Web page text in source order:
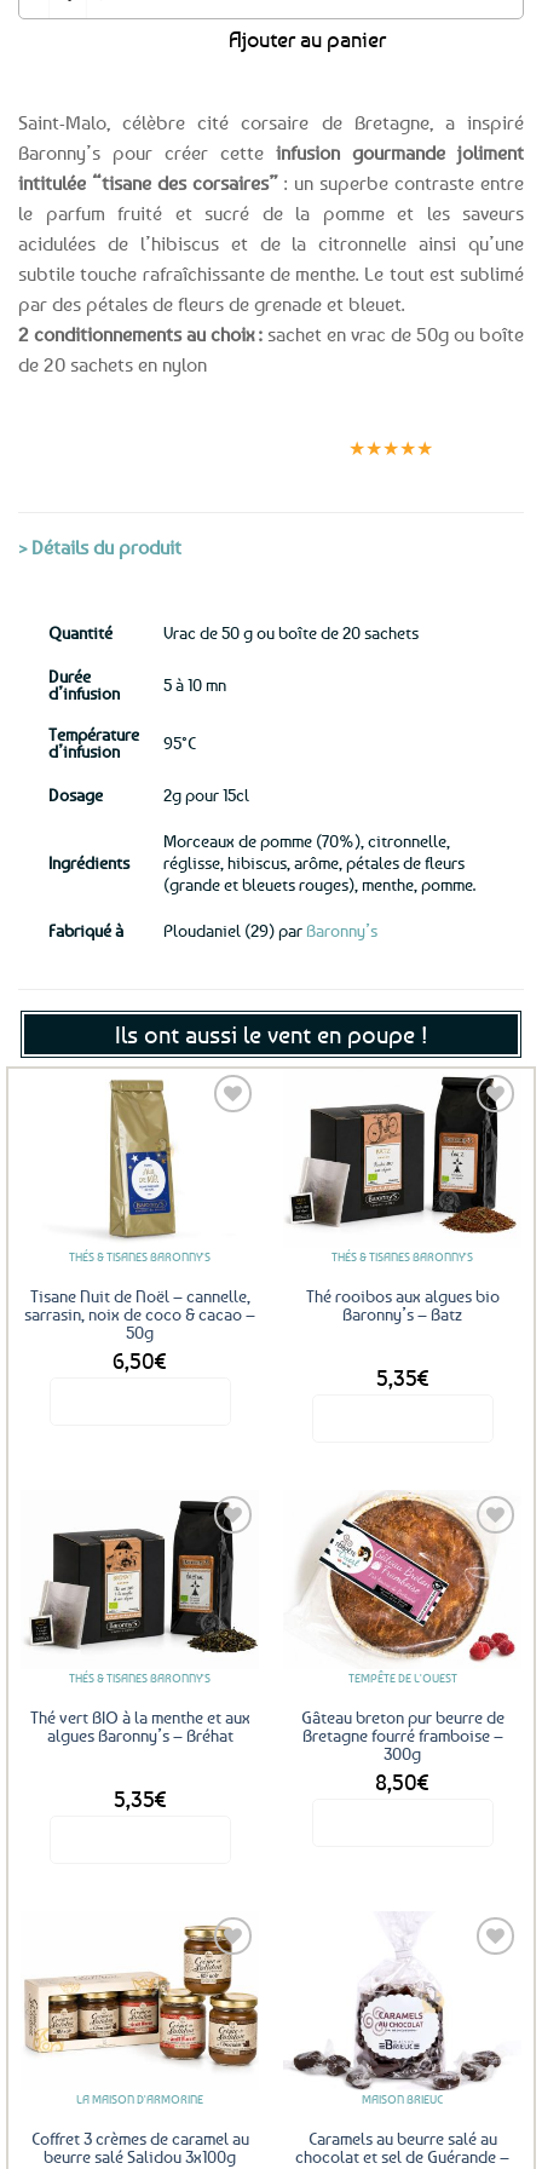
Saint-Malo, célèbre cité corsaire de Bretagne, a inspiré
Baronny’s pour créer cette infusion gourmande joliment
intitulée “tisane des corsaires” : un superbe contraste entre
le parfum fruité et sucré de la pomme et les saveurs
acidulées de l’hibiscus et de la citronnelle ainsi qu’une
subtile touche rafraîchissante de menthe. Le tout est sublimé
par des pétales de fleurs de grenade et bleuet.
2 conditionnements au choix : sachet en vrac de 50g ou boîte
de 20 sachets en nylon
Ajouter au panier
★★★★★
> Détails du produit
Quantité Vrac de 50 g ou boîte de 20 sachets
Durée
d’infusion
5 à 10 mn
Température
d’infusion
95°C
Dosage 2g pour 15cl
Ingrédients
Morceaux de pomme (70%), citronnelle,
réglisse, hibiscus, arôme, pétales de fleurs
(grande et bleuets rouges), menthe, pomme.
Fabriqué à Ploudaniel (29) par Baronny’s
Ils ont aussi le vent en poupe !
THÉS & TISANES BARONNY'S
Tisane Nuit de Noël – cannelle,
sarrasin, noix de coco & cacao –
50g
6,50€
Ajouter
aux
favoris
THÉS & TISANES BARONNY'S
Thé rooibos aux algues bio
Baronny’s – Batz
5,35€
plusieurs
variations.
options
peuvent
sur
Ajouter
aux
favoris
THÉS & TISANES BARONNY'S
Thé vert BIO à la menthe et aux
algues Baronny’s – Bréhat
5,35€
variations.
Les
options
peuvent
choisies
sur
Ajouter
aux
favoris
TEMPÊTE DE L'OUEST
Gâteau breton pur beurre de
Bretagne fourré framboise –
300g
8,50€
Ajouter
aux
favoris
LA MAISON D'ARMORINE
Coffret 3 crèmes de caramel au
beurre salé Salidou 3x100g
MAISON BRIEUC
Caramels au beurre salé au
chocolat et sel de Guérande –